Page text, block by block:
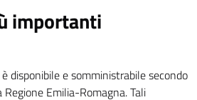
importanti
è disponibile e somministrabile secondo
Emilia-Romagna. Tali